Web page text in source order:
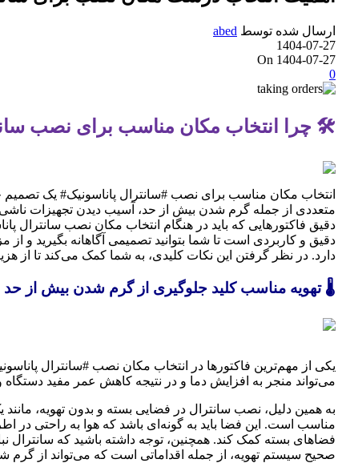
ارسال شده توسط abed
1404-07-27
On 1404-07-27
0
🛠️ چرا انتخاب مکان مناسب برای نصب
انتخاب مکان مناسب برای نصب #سانترال پاناسونیک# یک
متعددی از جمله گرم شدن بیش از حد، آسیب دیدن تجهیزات ناشی
دقیق فاکتورهایی که باید در هنگام انتخاب مکان نصب سانترال
دقیق و کاربردی است تا شما بتوانید تصمیمی آگاهانه بگیرید و
دارد. در نظر گرفتن این نکات کلیدی، به شما کمک می‌کند تا از
🌡️ تهویه مناسب کلید جلوگیری از گرم شدن بیش از حد
یکی از مهم‌ترین فاکتورها در انتخاب مکان نصب #سانترال
می‌تواند منجر به افزایش دما و در نتیجه کاهش عمر مفید دستگاه
به همین دلیل، نصب سانترال در فضایی بسته و بدون تهویه،
مناسب است. این فضا باید به گونه‌ای باشد که هوا به راحتی در
فضاهای بسته کمک کند. همچنین، توجه داشته باشید که سانترال
صحیح سیستم تهویه، از جمله اقداماتی است که می‌تواند از گرم